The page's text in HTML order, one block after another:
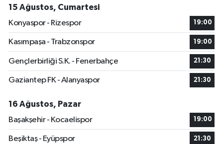
15 Ağustos, Cumartesi
Konyaspor - Rizespor
19:00
Kasımpaşa - Trabzonspor 19:00
Gençlerbirliği S.K. - Fenerbahçe 21:30
Gaziantep FK - Alanyaspor 21:30
16 Ağustos, Pazar
Başakşehir - Kocaelispor
19:00
Beşiktaş - Eyüpspor 21:30